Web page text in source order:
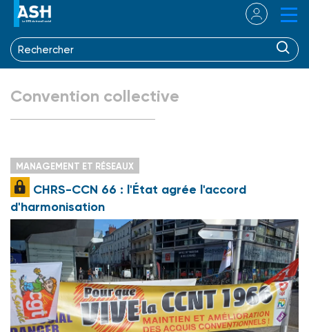
Convention collective
MANAGEMENT ET RÉSEAUX
CHRS-CCN 66 : l'État agrée l'accord
d'harmonisation